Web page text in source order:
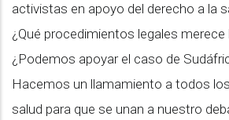
activistas en apoyo del derecho a la
¿Qué procedimientos legales merece
¿Podemos apoyar el caso de
Hacemos un llamamiento a todos
salud para que se unan a nuestro